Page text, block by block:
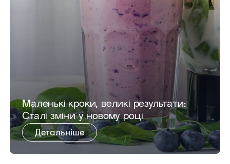
Маленькі кроки, великі результати:
Сталі зміни у новому році
Детальніше